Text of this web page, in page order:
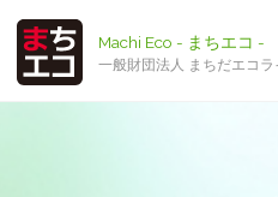
Machi Eco - まちエコ -
一般財団法人 まちだエコ